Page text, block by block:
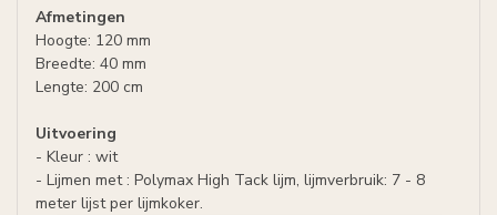
Afmetingen
Hoogte: 120 mm
Breedte: 40 mm
Lengte: 200 cm
Uitvoering
- Kleur : wit
- Lijmen met : Polymax High Tack lijm, lijmverbruik: 7 - 8
meter lijst per lijmkoker.